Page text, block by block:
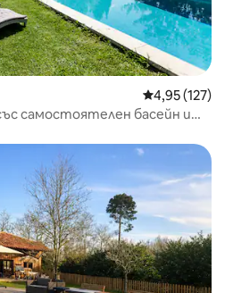
Средна
4,95 (127)
самостоятелен басейн и